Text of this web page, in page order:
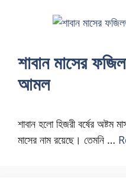
শাবান মাসের
আমল
শাবান হলো হিজরী বর্ষের অষ্টম
মাসের নাম রয়েছে। তেমনি …